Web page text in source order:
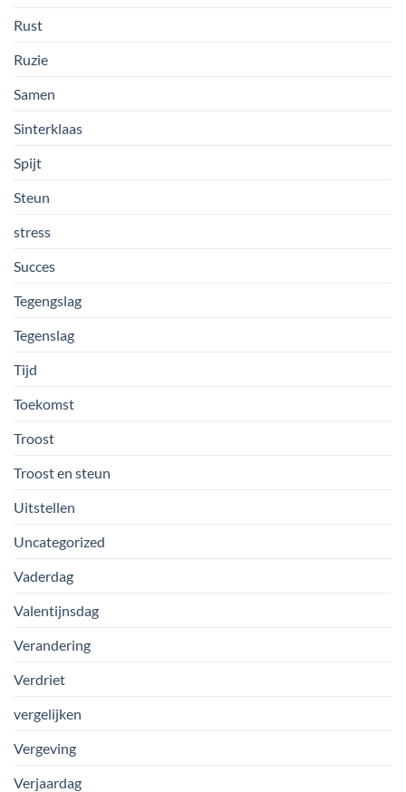
Rust
Ruzie
Samen
Sinterklaas
Spijt
Steun
stress
Succes
Tegengslag
Tegenslag
Tijd
Toekomst
Troost
Troost en steun
Uitstellen
Uncategorized
Vaderdag
Valentijnsdag
Verandering
Verdriet
vergelijken
Vergeving
Verjaardag